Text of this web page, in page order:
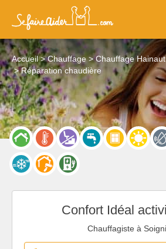
Accueil Chauffage Chauffage Hainaut
Réparation chaudière
Confort Idéal
Chauffagiste à